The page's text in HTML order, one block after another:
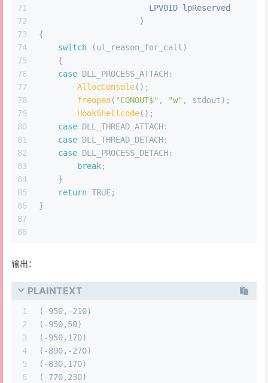
71
72
73
74
75
76
77
78
79
80
81
82
83
84
85
86
87
88
                       LPVOID lpReserved
                     )
{
switch (ul_reason_for_call)
    {
case DLL_PROCESS_ATTACH:
AllocConsole();
freopen( "CONOUT$" , "w" , stdout);
HookShellcode();
case DLL_THREAD_ATTACH:
case DLL_THREAD_DETACH:
case DLL_PROCESS_DETACH:
break;
    }
return TRUE;
}
输出：
PLAINTEXT
1
2
3
4
5
6
(-950,-210)
(-950,50)
(-950,170)
(-890,-270)
(-830,170)
(-770,230)